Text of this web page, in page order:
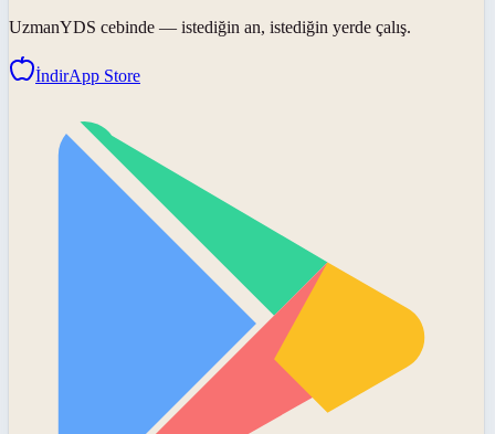
UzmanYDS cebinde — istediğin an, istediğin yerde çalış.
İndirApp Store